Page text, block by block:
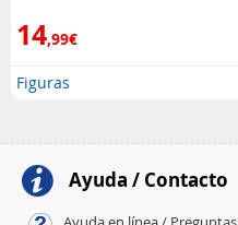
14,99€
Figuras
Ayuda / Contacto